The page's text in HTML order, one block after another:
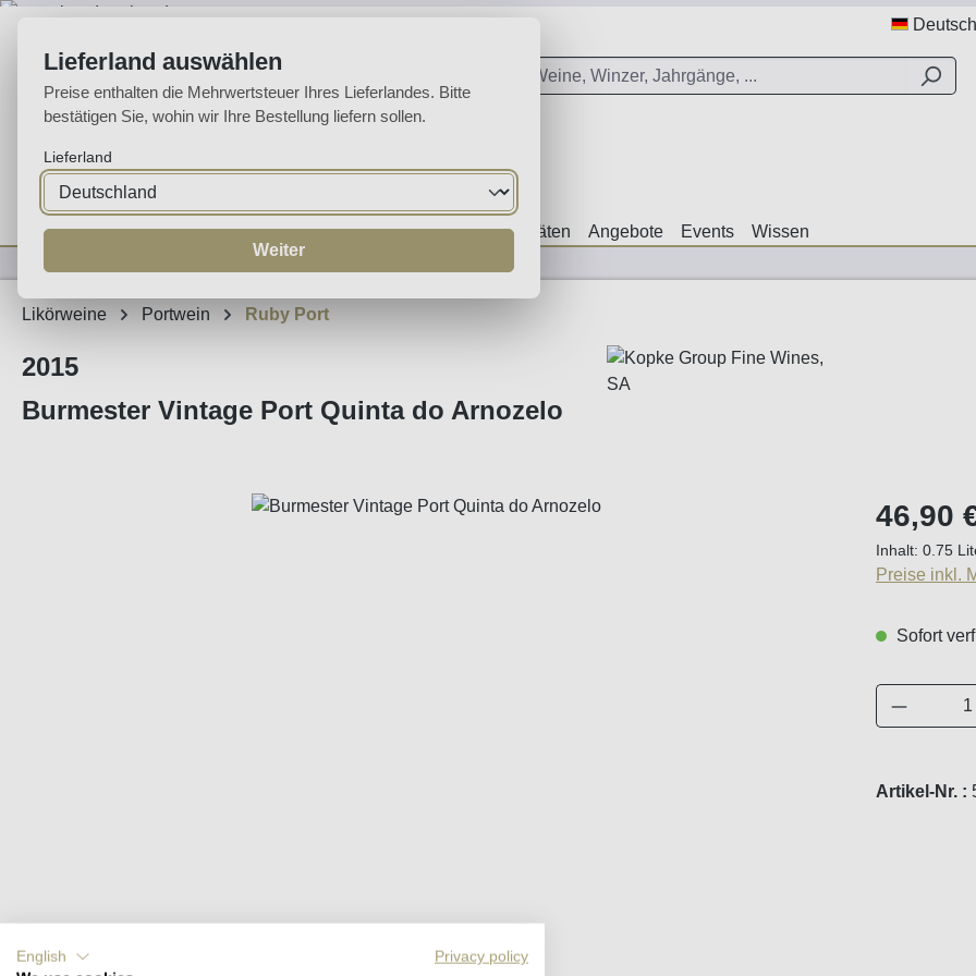
Deutsch
Home Weine Likörweine Espumante Aguardente Spezialitäten Angebote Events Wissen
Likörweine Portwein Ruby Port
2015
Burmester Vintage Port Quinta do Arnozelo
Regulärer
46,90
Inhalt: 0.75
Preise inkl.
Sofort
Artikel-Nr. :
Lieferland auswählen
Preise enthalten die Mehrwertsteuer Ihres Lieferlandes. Bitte
bestätigen Sie, wohin wir Ihre Bestellung liefern sollen.
Lieferland
Weiter
English
Privacy policy